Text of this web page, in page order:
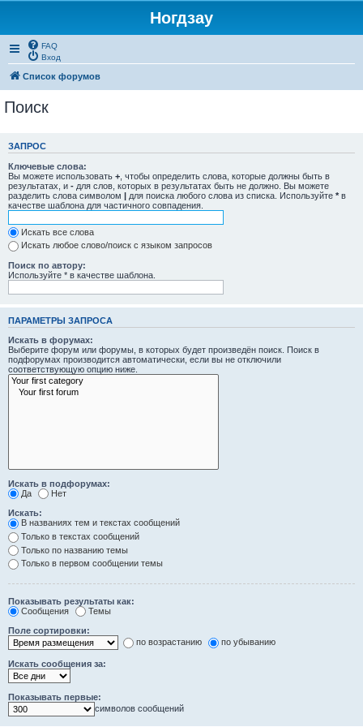
Ногдзау
FAQ
Вход
Список форумов
Поиск
ЗАПРОС
Ключевые слова:
Вы можете использовать + , чтобы определить слова, которые должны быть в
результатах, и - для слов, которых в результатах быть не должно. Вы можете
разделить слова символом | для поиска любого слова из списка. Используйте * в
качестве шаблона для частичного совпадения.
Искать все слова
Искать любое слово/поиск с языком запросов
Поиск по автору:
Используйте * в качестве шаблона.
ПАРАМЕТРЫ ЗАПРОСА
Искать в форумах:
Выберите форум или форумы, в которых будет произведён поиск. Поиск в
подфорумах производится автоматически, если вы не отключили
соответствующую опцию ниже.
Искать в подфорумах:
Да
Нет
Искать:
В названиях тем и текстах сообщений
Только в текстах сообщений
Только по названию темы
Только в первом сообщении темы
Показывать результаты как:
Сообщения
Темы
Поле сортировки:
по возрастанию
по убыванию
Искать сообщения за:
Показывать первые:
символов сообщений